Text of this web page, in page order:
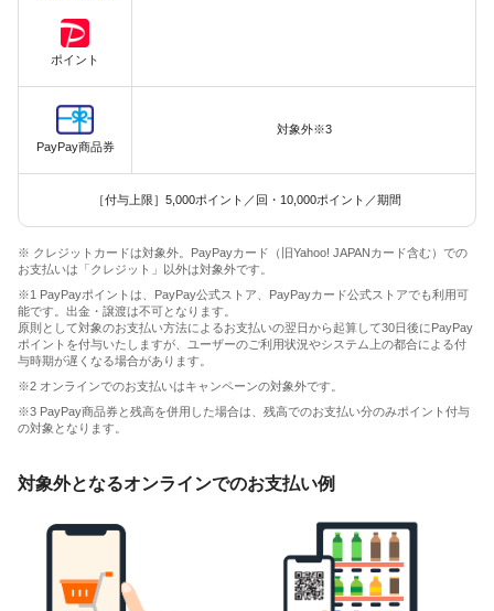
ポイント
PayPay商品券
対象外※3
［付与上限］5,000ポイント／回・10,000ポイント／期間
※ クレジットカードは対象外。PayPayカード（旧Yahoo! JAPANカード含む）での
お支払いは「クレジット」以外は対象外です。
※1 PayPayポイントは、PayPay公式ストア、PayPayカード公式ストアでも利用可
能です。出金・譲渡は不可となります。
原則として対象のお支払い方法によるお支払いの翌日から起算して30日後にPayPay
ポイントを付与いたしますが、ユーザーのご利用状況やシステム上の都合による付
与時期が遅くなる場合があります。
※2 オンラインでのお支払いはキャンペーンの対象外です。
※3 PayPay商品券と残高を併用した場合は、残高でのお支払い分のみポイント付与
の対象となります。
対象外となるオンラインでのお支払い例